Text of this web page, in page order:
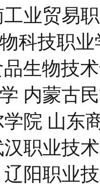
业贸易
科技职
生物技
内蒙古
院 山东
职业技
阳职业